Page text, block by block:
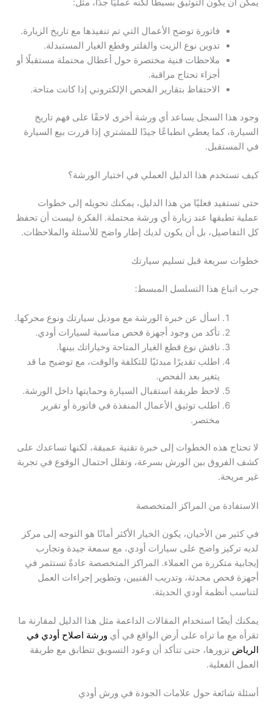
فاتورة توضح الأعمال التي تم تنفيذها مع تاريخ الزيارة.
تدوين نوع الزيت والفلتر وقطع الغيار المستبدلة.
ملاحظات فنية مختصرة حول أعطال محتملة مستقبلًا أو
أجزاء تحتاج مراقبة.
الاحتفاظ بتقارير الفحص الإلكتروني إذا كانت متاحة.
وجود هذا السجل يساعد أي ورشة أخرى لاحقًا على فهم تاريخ
السيارة، كما يعطي انطباعًا جيدًا للمشتري إذا قررت بيع السيارة
في المستقبل.
كيف تستخدم هذا الدليل العملي في اختيار الورشة؟
حتى تستفيد فعليًا من هذا الدليل، يمكنك تحويله إلى خطوات
عملية تطبقها عند زيارة أي ورشة محتملة. الفكرة ليست أن تحفظ
كل التفاصيل، بل أن يكون لديك إطار واضح للأسئلة والملاحظات.
خطوات سريعة قبل تسليم سيارتك
جرب اتباع هذا التسلسل المبسط:
اسأل عن خبرة الورشة مع موديل سيارتك ونوع محركها.
تأكد من وجود أجهزة فحص مناسبة لسيارات أودي.
ناقش نوع قطع الغيار المتاحة وخياراتك بينها.
اطلب تقديرًا مبدئيًا للتكلفة والوقت، مع توضيح ما قد
يتغير بعد الفحص.
لاحظ طريقة استقبال السيارة وحمايتها داخل الورشة.
اطلب توثيق الأعمال المنفذة في فاتورة أو تقرير
مختصر.
لا تحتاج هذه الخطوات إلى خبرة تقنية عميقة، لكنها تساعدك على
كشف الفروق بين الورش بسرعة، وتقلل احتمال الوقوع في تجربة
غير مريحة.
الاستفادة من المراكز المتخصصة
في كثير من الأحيان، يكون الخيار الأكثر أمانًا هو التوجه إلى مركز
لديه تركيز واضح على سيارات أودي، مع سمعة جيدة وتجارب
إيجابية متكررة من العملاء. المراكز المتخصصة عادةً تستثمر في
أجهزة فحص محدثة، وتدريب الفنيين، وتطوير إجراءات العمل
لتناسب أنظمة أودي الحديثة.
يمكنك أيضًا استخدام المقالات الداعمة مثل هذا الدليل لمقارنة ما
تقرأه مع ما تراه على أرض الواقع في أي ورشة اصلاح أودي في
الرياض تزورها، حتى تتأكد أن وعود التسويق تتطابق مع طريقة
العمل الفعلية.
أسئلة شائعة حول علامات الجودة في ورش أودي